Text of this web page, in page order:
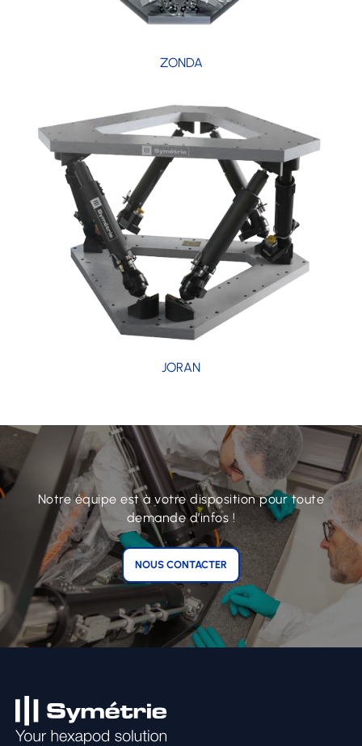
ZONDA
JORAN
Notre équipe est à votre disposition pour toute
demande d’infos !
NOUS CONTACTER